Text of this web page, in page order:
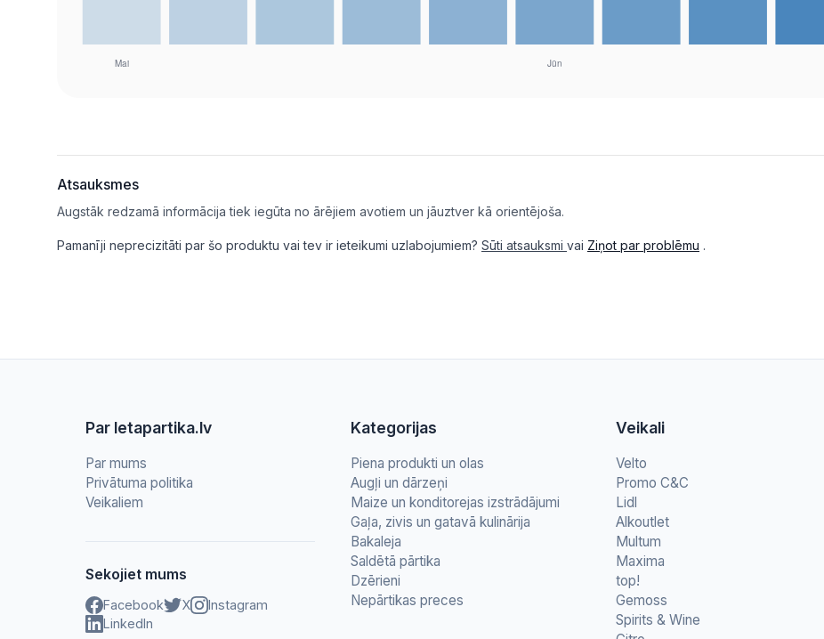
Atsauksmes
Augstāk redzamā informācija tiek iegūta no ārējiem avotiem un jāuztver kā orientējoša.
Pamanīji neprecizitāti par šo produktu vai tev ir ieteikumi uzlabojumiem? Sūti atsauksmi vai Ziņot par problēmu .
Par letapartika.lv
Par mums
Privātuma politika
Veikaliem
Sekojiet mums
Facebook X
Instagram
LinkedIn
Kategorijas
Piena produkti un olas
Augļi un dārzeņi
Maize un konditorejas izstrādājumi
Gaļa, zivis un gatavā kulinārija
Bakaleja
Saldētā pārtika
Dzērieni
Nepārtikas preces
Veikali
Velto
Promo C&C
Lidl
Alkoutlet
Multum
Maxima
top!
Gemoss
Spirits & Wine